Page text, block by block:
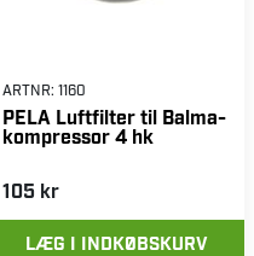
ARTNR: 1160
PELA Luftfilter til Balma-
kompressor 4 hk
105 kr
LÆG I INDKØBSKURV